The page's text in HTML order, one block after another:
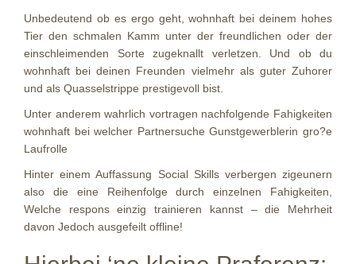
Unbedeutend ob es ergo geht, wohnhaft bei deinem hohes
Tier den schmalen Kamm unter der freundlichen oder der
einschleimenden Sorte zugeknallt verletzen. Und ob du
wohnhaft bei deinen Freunden vielmehr als guter Zuhorer
und als Quasselstrippe prestigevoll bist.
Unter anderem wahrlich vortragen nachfolgende Fahigkeiten
wohnhaft bei welcher Partnersuche Gunstgewerblerin gro?e
Laufrolle
Hinter einem Auffassung Social Skills verbergen zigeunern
also die eine Reihenfolge durch einzelnen Fahigkeiten,
Welche respons einzig trainieren kannst – die Mehrheit
davon Jedoch ausgefeilt offline!